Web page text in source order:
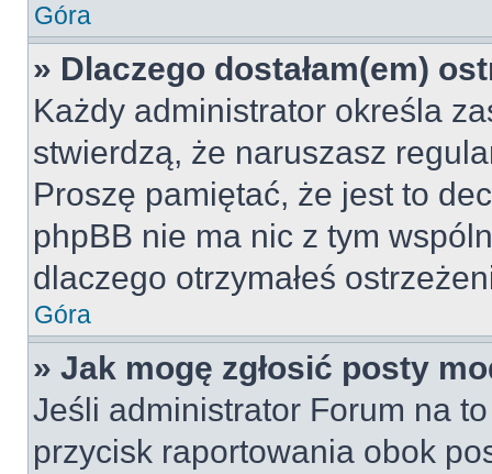
Góra
» Dlaczego dostałam(em)
Każdy administrator określa
stwierdzą, że naruszasz
Proszę pamiętać, że jest to
phpBB nie ma nic z tym
dlaczego otrzymałeś
Góra
» Jak mogę zgłosić posty
Jeśli administrator Forum na
przycisk raportowania obok